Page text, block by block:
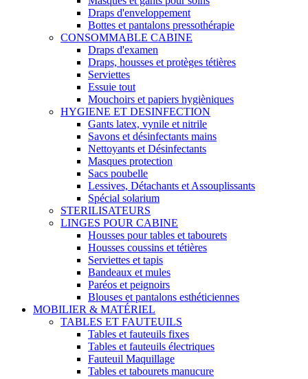
Draps d'enveloppement
Bottes et pantalons pressothérapie
CONSOMMABLE CABINE
Draps d'examen
Draps, housses et protèges tétières
Serviettes
Essuie tout
Mouchoirs et papiers hygièniques
HYGIENE ET DESINFECTION
Gants latex, vynile et nitrile
Savons et désinfectants mains
Nettoyants et Désinfectants
Masques protection
Sacs poubelle
Lessives, Détachants et Assouplissants
Spécial solarium
STERILISATEURS
LINGES POUR CABINE
Housses pour tables et tabourets
Housses coussins et tétières
Serviettes et tapis
Bandeaux et mules
Paréos et peignoirs
Blouses et pantalons esthéticiennes
MOBILIER & MATÉRIEL
TABLES ET FAUTEUILS
Tables et fauteuils fixes
Tables et fauteuils électriques
Fauteuil Maquillage
Tables et tabourets manucure